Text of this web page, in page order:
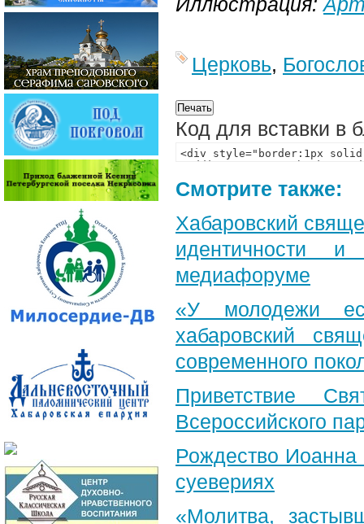
Церковь,
Код для вставки в
Смотрите также:
Хабаровский
идентичности
медиафоруме
«У молодежи
хабаровский
современного
Приветствие
Всероссийского
Рождество Иоанна
суевериях
«Молитва,